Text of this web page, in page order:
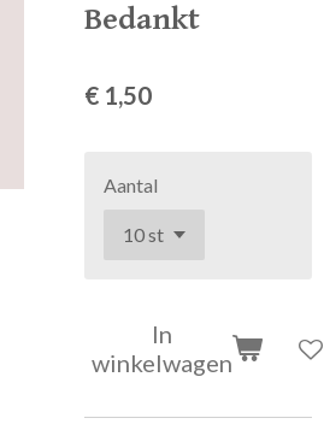
Bedankt
€ 1,50
Aantal
In
winkelwagen